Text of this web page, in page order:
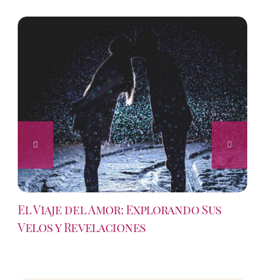
El Viaje del Amor: Explorando Sus
Velos y Revelaciones